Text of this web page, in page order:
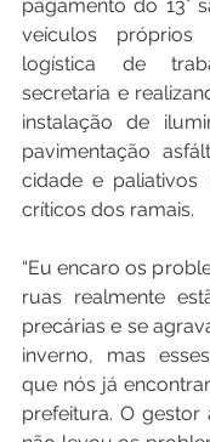
pagamento do 13°
veículos
logística de
secretaria e
instalação de
pavimentação
cidade e paliativos
críticos dos ramais.
“Eu encaro os
ruas realmente
precárias e se
inverno, mas
que nós já
prefeitura. O gestor